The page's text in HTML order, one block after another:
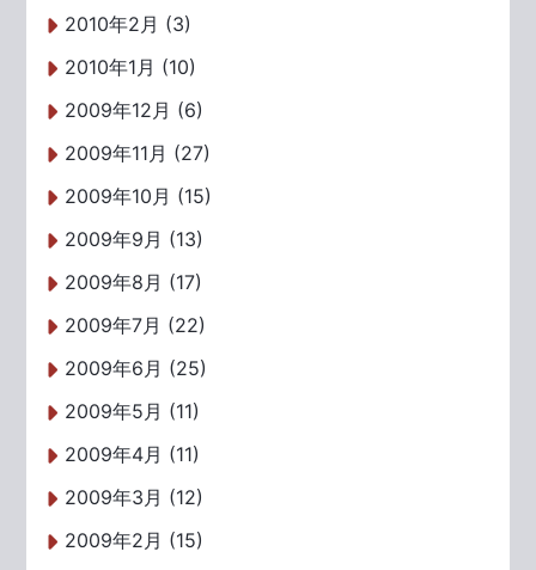
2010年2月 (3)
2010年1月 (10)
2009年12月 (6)
2009年11月 (27)
2009年10月 (15)
2009年9月 (13)
2009年8月 (17)
2009年7月 (22)
2009年6月 (25)
2009年5月 (11)
2009年4月 (11)
2009年3月 (12)
2009年2月 (15)